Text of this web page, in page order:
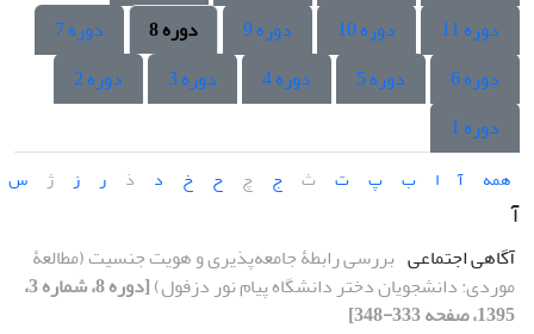
دوره 11
دوره 10 دوره 9 دوره 8
دوره 7
دوره 6
دوره 5 دوره 4 دوره 3
دوره 2
دوره 1
همه آ ا ب پ ت ث ج چ ح خ د ذ ر ز ژ س
آ
آگاهی اجتماعی بررسی رابطۀ جامعه‌پذیری و هویت جنسیت (مطالعۀ
موردی: دانشجویان دختر دانشگاه پیام نور دزفول)
[دوره 8، شماره 3،
1395، صفحه 333-348]